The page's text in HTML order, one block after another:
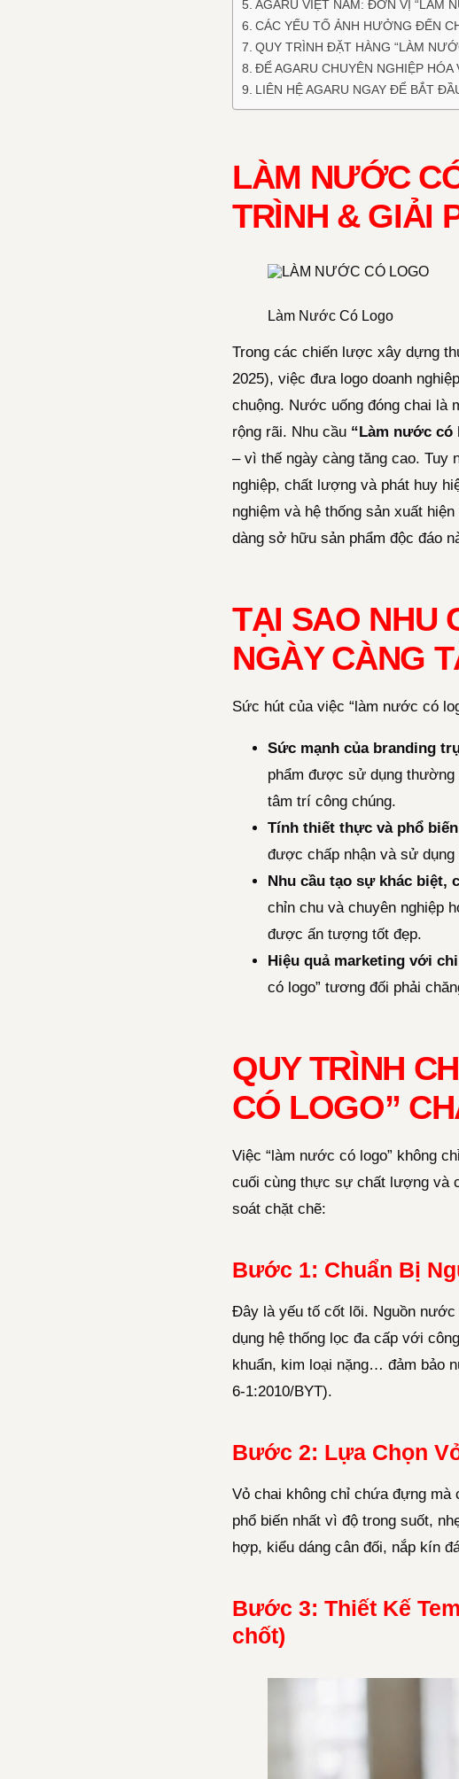
AGARU VIỆT NAM: ĐƠN VỊ “LÀM
CÁC YẾU TỐ ẢNH HƯỞNG ĐẾN
QUY TRÌNH ĐẶT HÀNG “LÀM
ĐỂ AGARU CHUYÊN NGHIỆP
LIÊN HỆ AGARU NGAY ĐỂ BẮT
LÀM NƯỚC
TRÌNH & GIẢI
Làm Nước Có Logo
Trong các chiến lược xây dựng
2025), việc đưa logo doanh
chuộng. Nước uống đóng chai là
rộng rãi. Nhu cầu “Làm nước có
– vì thế ngày càng tăng cao. Tuy
nghiệp, chất lượng và phát huy
nghiệm và hệ thống sản xuất
dàng sở hữu sản phẩm độc đáo
TẠI SAO NHU
NGÀY CÀNG
Sức hút của việc “làm nước có
Sức mạnh của branding
phẩm được sử dụng
tâm trí công chúng.
Tính thiết thực và phổ
được chấp nhận và sử
Nhu cầu tạo sự khác biệt,
chỉn chu và chuyên nghiệp
được ấn tượng tốt đẹp.
Hiệu quả marketing với
có logo” tương đối phải
QUY TRÌNH
CÓ LOGO”
Việc “làm nước có logo” không
cuối cùng thực sự chất lượng và
soát chặt chẽ:
Bước 1: Chuẩn Bị
Đây là yếu tố cốt lõi. Nguồn
dụng hệ thống lọc đa cấp với
khuẩn, kim loại nặng… đảm bảo
6-1:2010/BYT).
Bước 2: Lựa Chọn
Vỏ chai không chỉ chứa đựng mà
phổ biến nhất vì độ trong suốt,
hợp, kiểu dáng cân đối, nắp kín
Bước 3: Thiết Kế
chốt)